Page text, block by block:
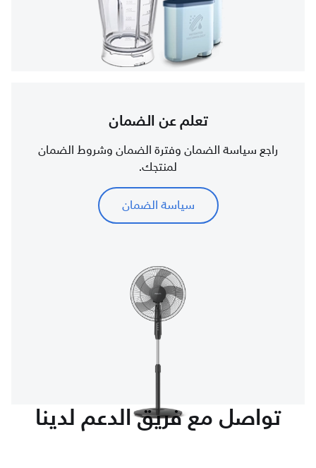
تعلم عن الضمان
راجع سياسة الضمان وفترة الضمان وشروط الضمان
لمنتجك.
سياسة الضمان
تواصل مع فريق الدعم لدينا